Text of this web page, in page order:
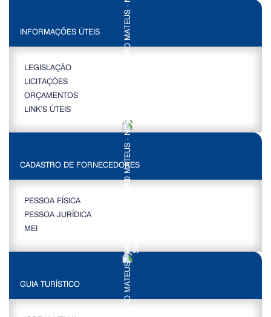
INFORMAÇÕES ÚTEIS
LEGISLAÇÃO
LICITAÇÕES
ORÇAMENTOS
LINK’S ÚTEIS
CADASTRO DE FORNECEDORES
PESSOA FÍSICA
PESSOA JURÍDICA
MEI
GUIA TURÍSTICO